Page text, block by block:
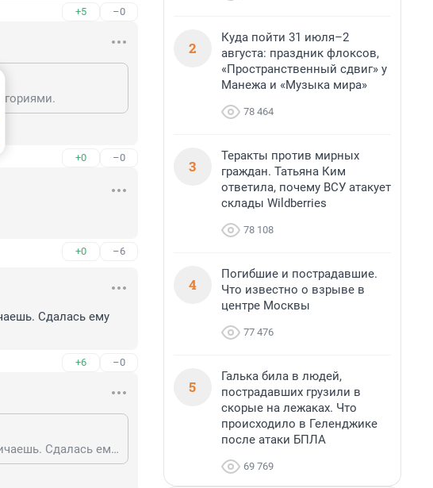
+5 –0
+0 –0
+0 –6
Сдалась ему
+6 –0
Он даже к матери на похороны не смог приехать, а ты тут ерничаешь. Сдалась ему эта Россия.
2
Куда пойти 31 июля–2
августа: праздник флоксов,
«Пространственный сдвиг» у
Манежа и «Музыка мира»
78 464
3
Теракты против мирных
граждан. Татьяна Ким
ответила, почему ВСУ атакует
склады Wildberries
78 108
4
Погибшие и пострадавшие.
Что известно о взрыве в
центре Москвы
77 476
5
Галька била в людей,
пострадавших грузили в
скорые на лежаках. Что
происходило в Геленджике
после атаки БПЛА
69 769